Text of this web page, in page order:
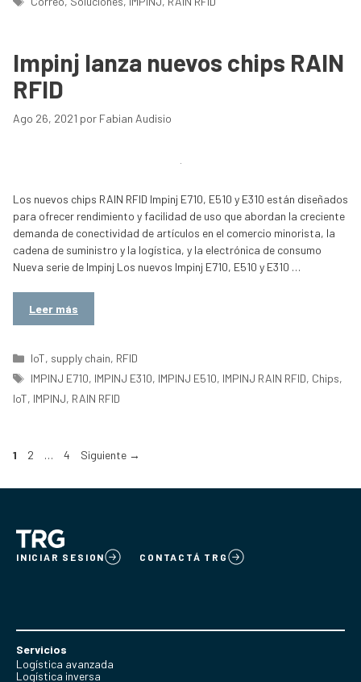
Impinj lanza nuevos chips RAIN
RFID
Ago 26, 2021 por Fabian Audisio
Los nuevos chips RAIN RFID Impinj E710, E510 y E310 están diseñados
para ofrecer rendimiento y facilidad de uso que abordan la creciente
demanda de conectividad de artículos en el comercio minorista, la
cadena de suministro y la logística, y la electrónica de consumo
Nueva serie de Impinj Los nuevos Impinj E710, E510 y E310 …
Leer más
Categorías
IoT, supply chain, RFID
Etiquetas
IMPINJ E710, IMPINJ E310, IMPINJ E510, IMPINJ RAIN RFID, Chips,
IoT, IMPINJ, RAIN RFID
Página
1 Página
2 … Página
4 Siguiente →
INICIAR SESION CONTACTÁ TRG
Servicios
Logística avanzada
Logística inversa